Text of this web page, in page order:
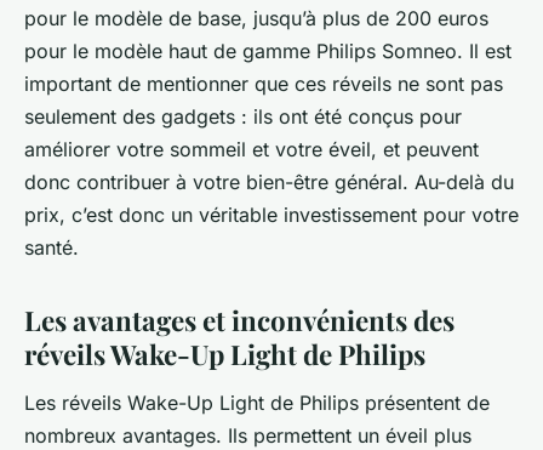
pour le modèle de base, jusqu’à plus de 200 euros
pour le modèle haut de gamme Philips Somneo. Il est
important de mentionner que ces réveils ne sont pas
seulement des gadgets : ils ont été conçus pour
améliorer votre sommeil et votre éveil, et peuvent
donc contribuer à votre bien-être général. Au-delà du
prix, c’est donc un véritable investissement pour votre
santé.
Les avantages et inconvénients des
réveils Wake-Up Light de Philips
Les réveils Wake-Up Light de Philips présentent de
nombreux avantages. Ils permettent un éveil plus